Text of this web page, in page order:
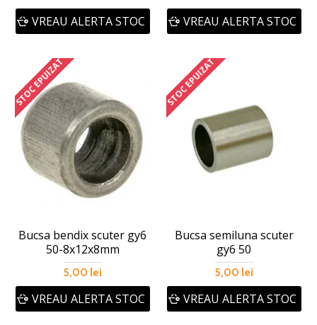
VREAU ALERTA STOC VREAU ALERTA STOC
STOC EPUIZAT
Bucsa bendix scuter gy6
50-8x12x8mm
5,00 lei
VREAU ALERTA STOC
STOC EPUIZAT
Bucsa semiluna scuter
gy6 50
5,00 lei
VREAU ALERTA STOC